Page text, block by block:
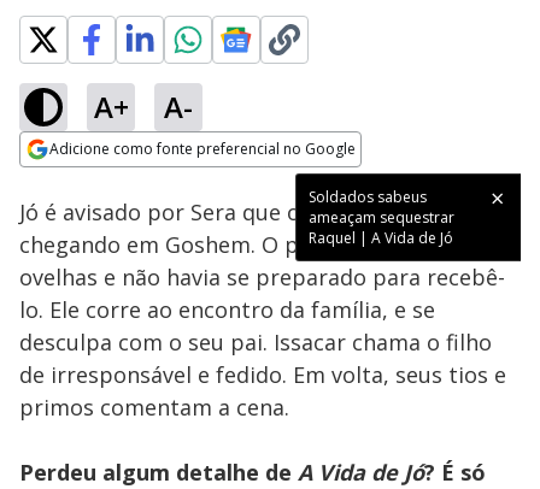
A+ A-
Adicione como fonte preferencial no Google
Soldados sabeus
ameaçam sequestrar
Raquel | A Vida de Jó
Ativar
100.00%
Jó é avisado por Sera que o seu tio José está
chegando em Goshem. O pastor estava com as
ovelhas e não havia se preparado para recebê-
lo. Ele corre ao encontro da família, e se
desculpa com o seu pai. Issacar chama o filho
de irresponsável e fedido. Em volta, seus tios e
primos comentam a cena.
Perdeu algum detalhe de A Vida de Jó? É só